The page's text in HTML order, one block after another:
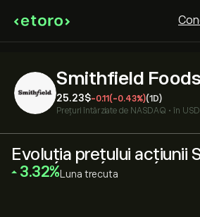
Smithfield
25.23‎$‎-0.11 (-0.43%)(1D)
Prețuri întârziate de NASDAQ • în USD
Evoluția prețului acțiunii
‎3.32‎ Luna trecuta